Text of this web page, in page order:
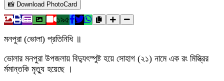
📸 Download PhotoCard
১৯৫
মনপুরা (ভোলা) প্রতিনিধি ॥
ভোলার মনপুরা উপজলায় বিদ্যুৎস্পুষ্ট হয়ে সোহাগ (২১) নামে এক রং মিস্ত্রির
র্মমান্তকি মৃত্যু হয়েছে ।